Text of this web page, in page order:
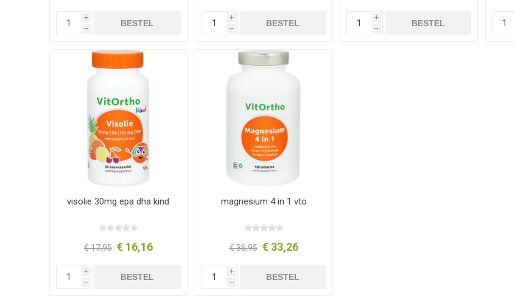
i
h
BESTEL
i
h
BESTEL
i
h
BESTEL
visolie 30mg epa dha kind
€ 17,95 € 16,16
i
h
BESTEL
magnesium 4 in 1 vto
€ 36,95 € 33,26
i
h
BESTEL